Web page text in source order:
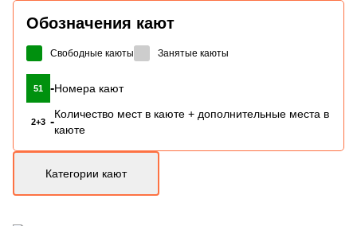
Обозначения кают
Свободные каюты Занятые каюты
51 -Номера кают
2+3 -
Количество мест в каюте + дополнительные места в
каюте
Категории кают